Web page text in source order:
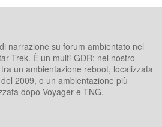
narrazione su forum ambientato nel
Trek. È un multi-GDR: nel nostro
un ambientazione reboot, localizzata
2009, o un ambientazione più
dopo Voyager e TNG.